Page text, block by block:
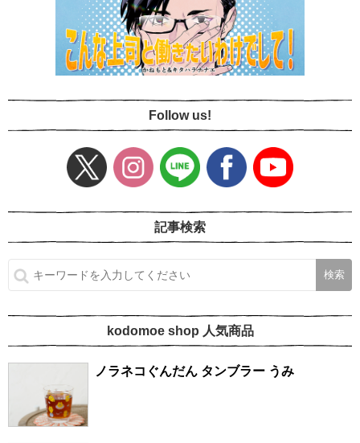
Follow us!
記事検索
kodomoe shop 人気商品
ノラネコぐんだん タンブラー うみ